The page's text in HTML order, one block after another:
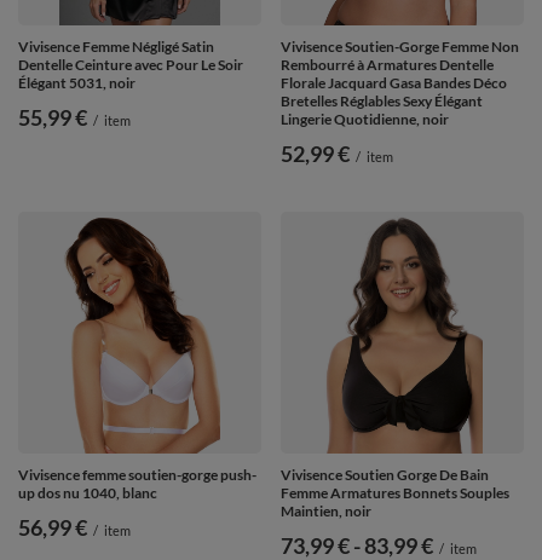
Vivisence Femme Négligé Satin
Dentelle Ceinture avec Pour Le Soir
Élégant 5031, noir
55,99 € / item
Vivisence Soutien-Gorge Femme Non
Rembourré à Armatures Dentelle
Florale Jacquard Gasa Bandes Déco
Bretelles Réglables Sexy Élégant
Lingerie Quotidienne, noir
52,99 € / item
Vivisence femme soutien-gorge push-
up dos nu 1040, blanc
56,99 € / item
Vivisence Soutien Gorge De Bain
Femme Armatures Bonnets Souples
Maintien, noir
de
73,99 €-vers le bas
83,99 € / item